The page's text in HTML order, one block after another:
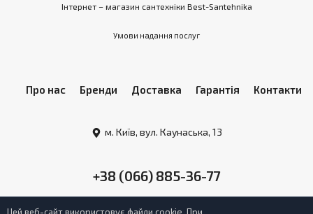
Інтернет – магазин сантехніки Best-Santehnika
Умови надання послуг
Про нас Бренди Доставка Гарантія Контакти
м. Київ, вул. Каунаська, 13
+38 (066) 885-36-77